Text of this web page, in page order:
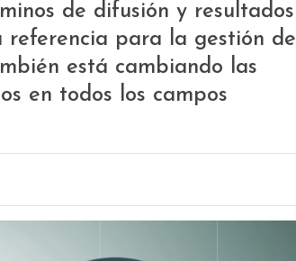
de difusión y resultados
referencia para la gestión de
está cambiando las
en todos los campos